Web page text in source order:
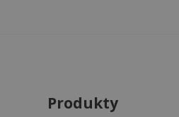
Produkty